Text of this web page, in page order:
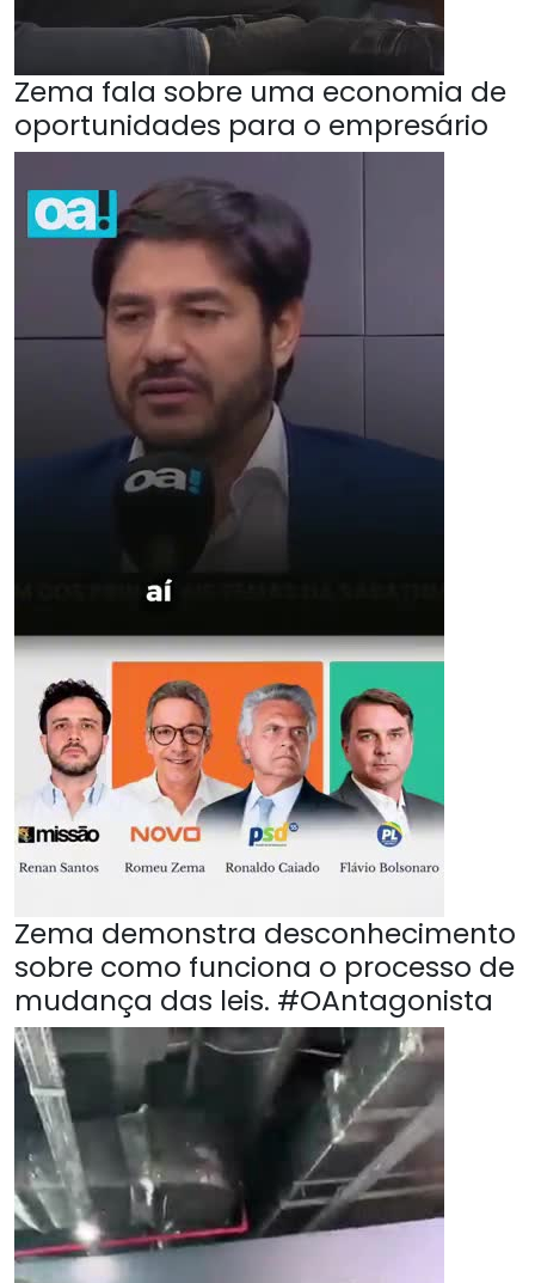
Zema fala sobre uma economia de
oportunidades para o empresário
Zema demonstra desconhecimento
sobre como funciona o processo de
mudança das leis. #OAntagonista